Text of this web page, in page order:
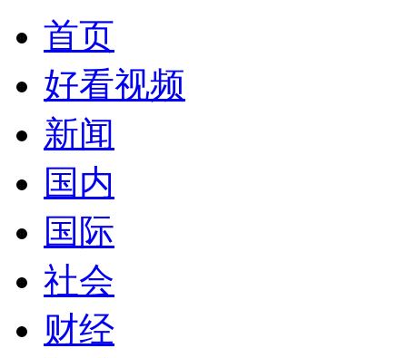
首页
好看视频
新闻
国内
国际
社会
财经